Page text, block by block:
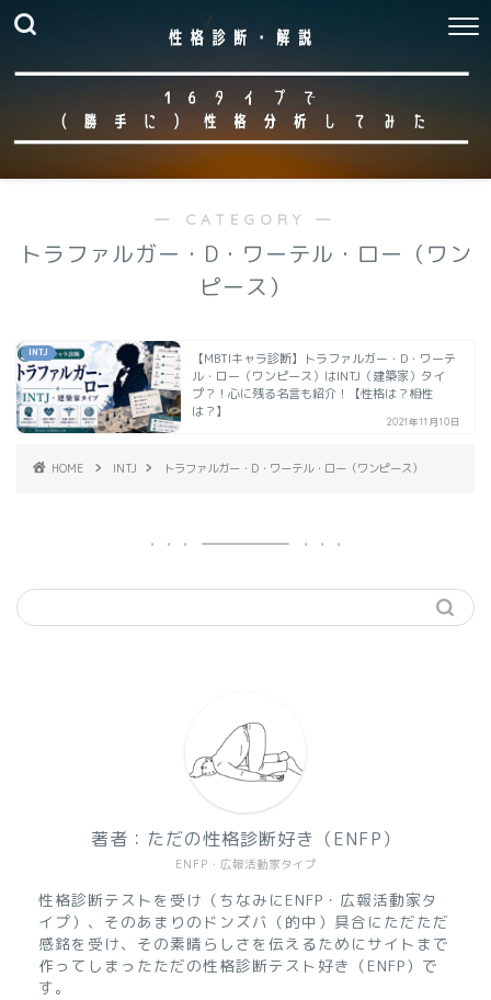
― CATEGORY ―
トラファルガー・D・ワーテル・ロー（ワン
ピース）
INTJ
【MBTIキャラ診断】トラファルガー・D・ワーテ
ル・ロー（ワンピース）はINTJ（建築家）タイ
プ？！心に残る名言も紹介！【性格は？相性
は？】
2021年11月10日
HOME INTJ トラファルガー・D・ワーテル・ロー（ワンピース）
ENFP・広報活動家タイプ
著者：ただの性格診断好き（ENFP）
性格診断テストを受け（ちなみにENFP・広報活動家タ
イプ）、そのあまりのドンズバ（的中）具合にただただ
感銘を受け、その素晴らしさを伝えるためにサイトまで
作ってしまったただの性格診断テスト好き（ENFP）で
す。